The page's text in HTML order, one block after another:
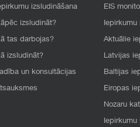
izsludināšana
izsludināt?
tas darbojas?
izsludināt?
un konsultācijas
EIS
Iepirkumu
Aktuālie
Latvijas
Baltijas
Eiropas
Nozaru
Iepirkumu